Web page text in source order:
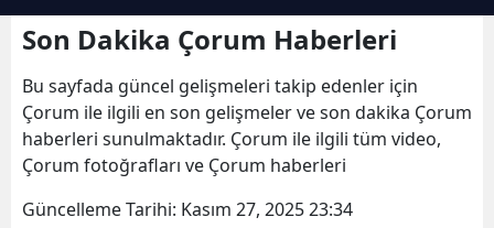
Son Dakika Çorum Haberleri
Bu sayfada güncel gelişmeleri takip edenler için
Çorum ile ilgili en son gelişmeler ve son dakika Çorum
haberleri sunulmaktadır. Çorum ile ilgili tüm video,
Çorum fotoğrafları ve Çorum haberleri
Güncelleme Tarihi: Kasım 27, 2025 23:34